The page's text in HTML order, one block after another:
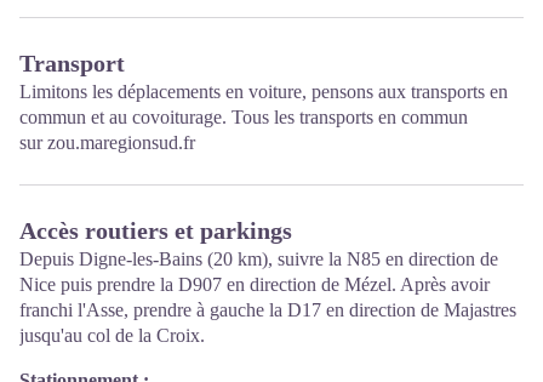
Transport
Limitons les déplacements en voiture, pensons aux transports en
commun et au covoiturage. Tous les transports en commun
surzou.maregionsud.fr
Accès routiers et parkings
Depuis Digne-les-Bains (20 km), suivre la N85 en direction de
Nice puis prendre la D907 en direction de Mézel. Après avoir
franchi l'Asse, prendre à gauche la D17 en direction de Majastres
jusqu'au col de la Croix.